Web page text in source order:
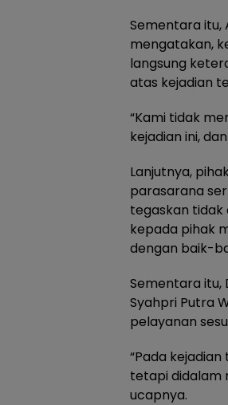
Sementara itu,
mengatakan,
langsung
atas kejadian
“Kami tidak
kejadian ini,
Lanjutnya,
parasarana
tegaskan tidak
kepada pihak
dengan baik-
Sementara itu,
Syahpri Putra
pelayanan
“Pada
tetapi didalam
ucapnya.